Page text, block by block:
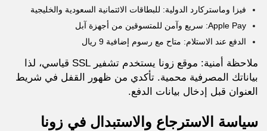
فيزا وماستركارد الدولية: للبطاقات الائتمانية السعودية والخليجية
Apple Pay: سريع وآمن للمتسوقين من أجهزة آبل
الدفع عند الاستلام: متاح مع رسوم إضافية 9 ريال
ملاحظة أمنية: موقع زونا يستخدم تشفير SSL قياسي، لذا
بياناتك المصرفية محمية. تأكدي من ظهور القفل في شريط
العنوان قبل إدخال بيانات الدفع.
سياسة الاسترجاع والاستبدال في زونا